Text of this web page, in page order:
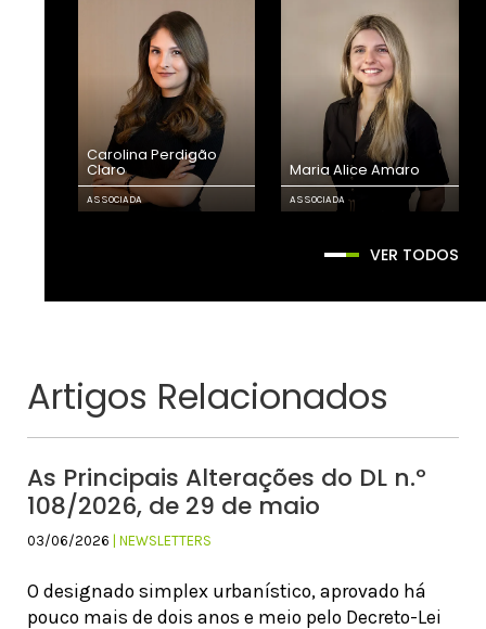
Carolina Perdigão
Claro
ASSOCIADA
Maria Alice Amaro
ASSOCIADA
VER TODOS
Artigos Relacionados
As Principais Alterações do DL n.º
108/2026, de 29 de maio
03/06/2026 | NEWSLETTERS
O designado simplex urbanístico, aprovado há
pouco mais de dois anos e meio pelo Decreto-Lei